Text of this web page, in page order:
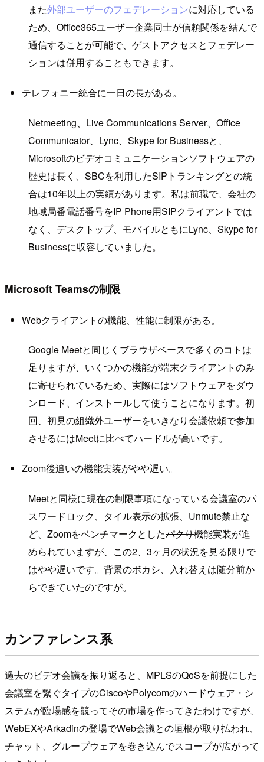
また外部ユーザーのフェデレーションに対応している
ため、Office365ユーザー企業同士が信頼関係を結んで
通信することが可能で、ゲストアクセスとフェデレー
ションは併用することもできます。
テレフォニー統合に一日の長がある。
Netmeeting、Live Communications Server、Office
Communicator、Lync、Skype for Businessと、
Microsoftのビデオコミュニケーションソフトウェアの
歴史は長く、SBCを利用したSIPトランキングとの統
合は10年以上の実績があります。私は前職で、会社の
地域局番電話番号をIP Phone用SIPクライアントでは
なく、デスクトップ、モバイルともにLync、Skype for
Businessに収容していました。
Microsoft Teamsの制限
Webクライアントの機能、性能に制限がある。
Google Meetと同じくブラウザベースで多くのコトは
足りますが、いくつかの機能が端末クライアントのみ
に寄せられているため、実際にはソフトウェアをダウ
ンロード、インストールして使うことになります。初
回、初見の組織外ユーザーをいきなり会議依頼で参加
させるにはMeetに比べてハードルが高いです。
Zoom後追いの機能実装がやや遅い。
Meetと同様に現在の制限事項になっている会議室のパ
スワードロック、タイル表示の拡張、Unmute禁止な
ど、Zoomをベンチマークとしたパクり機能実装が進
められていますが、この2、3ヶ月の状況を見る限りで
はやや遅いです。背景のボカシ、入れ替えは随分前か
らできていたのですが。
カンファレンス系
過去のビデオ会議を振り返ると、MPLSのQoSを前提にした
会議室を繋ぐタイプのCiscoやPolycomのハードウェア・シ
ステムが臨場感を競ってその市場を作ってきたわけですが、
WebEXやArkadinの登場でWeb会議との垣根が取り払われ、
チャット、グループウェアを巻き込んでスコープが広がって